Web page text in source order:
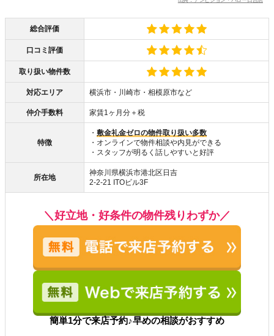
総合評価
口コミ評価
取り扱い物件数
対応エリア 横浜市・川崎市・相模原市など
仲介手数料 家賃1ヶ月分＋税
特徴
・ 敷金礼金ゼロの物件取り扱い多数
・オンラインで物件相談や内見ができる
・スタッフが明るく話しやすいと好評
所在地
神奈川県横浜市港北区日吉
2-2-21 ITOビル3F
＼好立地・好条件の物件残りわずか／
簡単1分で来店予約♪早めの相談がおすすめ